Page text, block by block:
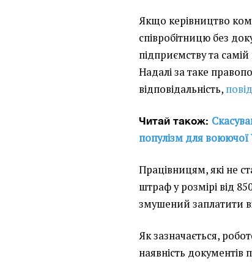
Якщо керівництво
співробітницю без
підприємству та
Надалі за таке
відповідальність,
Читай також:
популізм для воюючої
Працівницям, які не
штраф у розмірі від
змушений заплатити
Як зазначається,
наявність документів